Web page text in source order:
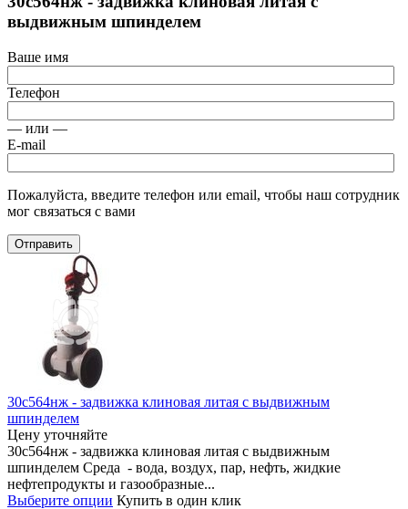
выдвижным шпинделем
Ваше имя
Телефон
— или —
E-mail
Пожалуйста, введите телефон или email, чтобы наш сотрудник
мог связаться с вами
Отправить
30с564нж - задвижка клиновая литая с выдвижным
шпинделем
Цену уточняйте
30с564нж - задвижка клиновая литая с выдвижным
шпинделем Среда - вода, воздух, пар, нефть, жидкие
нефтепродукты и газообразные...
Выберите опции Купить в один клик